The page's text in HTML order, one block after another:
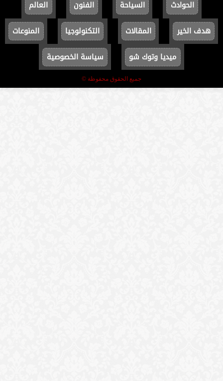
الحوادث السياحة الفنون
العالم
هدف الخير
المقالات التكنولوجيا
المنوعات
ميديا وتوك شو
سياسة الخصوصية
جميع الحقوق محفوظة ©